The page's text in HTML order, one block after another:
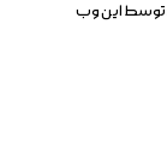
توسط این وب